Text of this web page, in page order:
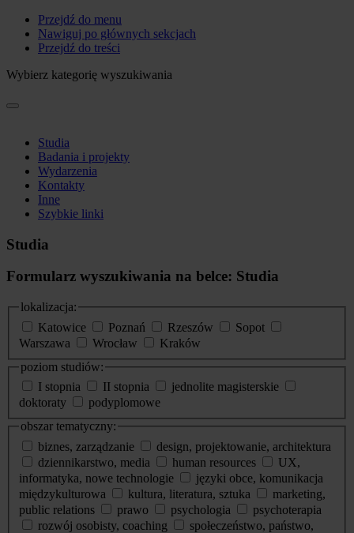
Przejdź do menu
Nawiguj po głównych sekcjach
Przejdź do treści
Wybierz kategorię wyszukiwania
Studia
Badania i projekty
Wydarzenia
Kontakty
Inne
Szybkie linki
Studia
Formularz wyszukiwania na belce: Studia
lokalizacja:
Katowice
Poznań Rzeszów
Sopot
Warszawa
Wrocław
Kraków
poziom studiów:
I stopnia
II stopnia
jednolite magisterskie
doktoraty
podyplomowe
obszar tematyczny:
biznes, zarządzanie
design, projektowanie, architektura
dziennikarstwo, media
human resources
UX,
informatyka, nowe technologie
języki obce, komunikacja
międzykulturowa
kultura, literatura, sztuka
marketing,
public relations
prawo psychologia
psychoterapia
rozwój osobisty, coaching
społeczeństwo, państwo,